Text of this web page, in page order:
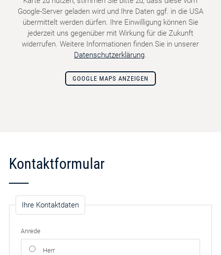
Google-Server geladen wird und Ihre Daten ggf. in die USA
übermittelt werden dürfen. Ihre Einwilligung können Sie
jederzeit uns gegenüber mit Wirkung für die Zukunft
widerrufen. Weitere Informationen finden Sie in unserer
Datenschutzerklärung.
GOOGLE MAPS ANZEIGEN
Kontaktformular
Ihre Kontaktdaten
Anrede
Herr